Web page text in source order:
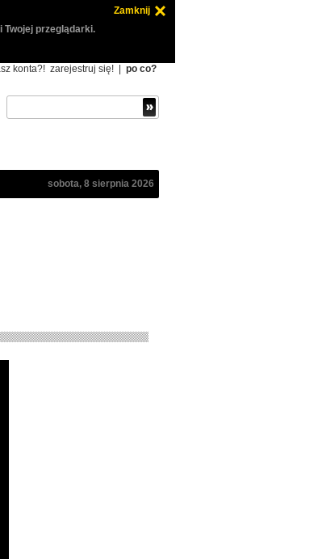
Zamknij
przeglądarki.
konta?! zarejestruj się! po co?
sobota, 8 sierpnia 2026